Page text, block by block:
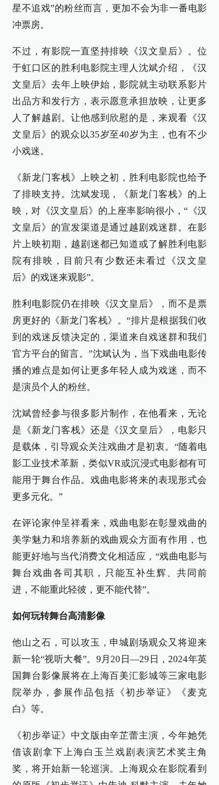
星不追戏”的粉丝而言，更加不会为非一番电影
冲票房。
不过，有影院一直坚持排映《汉文皇后》。位
于虹口区的胜利电影院主理人沈斌介绍，《汉
文皇后》去年上映伊始，影院就主动联系影片
出品方和发行方，表示愿意承担放映，让更多
人了解越剧。让他感到欣慰的是，来观看《汉
文皇后》的观众以35岁至40岁为主，也有不少
小戏迷。
《新龙门客栈》上映之初，胜利电影院也给予
了排映支持。沈斌发现，《新龙门客栈》的上
映，对《汉文皇后》的上座率影响很小，“《汉
文皇后》的宣发渠道是通过越剧戏迷群。在影
片上映初期，越剧迷都已知道或了解胜利电影
院有排映，目前只有少数还未看过《汉文皇
后》的戏迷来观影”。
胜利电影院仍在排映《汉文皇后》，而不是票
房更好的《新龙门客栈》。“排片是根据我们收
到的戏迷反馈决定的，渠道来自戏迷群和我们
官方平台的留言。”沈斌认为，当下戏曲电影传
播的难点是如何让更多年轻人成为戏迷，而不
是演员个人的粉丝。
沈斌曾经参与很多影片制作，在他看来，无论
是《新龙门客栈》还是《汉文皇后》，电影只
是载体，引导观众关注戏曲才是初衷。“随着电
影工业技术革新，类似VR或沉浸式电影都有可
能用于舞台作品。戏曲电影将来的表现形式会
更多元化。”
在评论家仲呈祥看来，戏曲电影在彰显戏曲的
美学魅力和培养新的戏曲观众方面有作用，也
能更好地与当代消费文化相适应，“戏曲电影与
舞台戏曲各司其职，只能互补生辉、共同前
进，不能重此轻彼，更不能代替”。
如何玩转舞台高清影像
他山之石，可以攻玉，申城剧场观众又将迎来
新一轮“视听大餐”。9月20日—29日，2024年英
国舞台影像展将在上海百美汇影城等三家电影
院举办，参展作品包括《初步举证》《麦克
白》等。
《初步举证》中文版由辛芷蕾主演，今年她凭
借该剧拿下上海白玉兰戏剧表演艺术奖主角
奖，将开始新一轮巡演。上海观众在影院看到